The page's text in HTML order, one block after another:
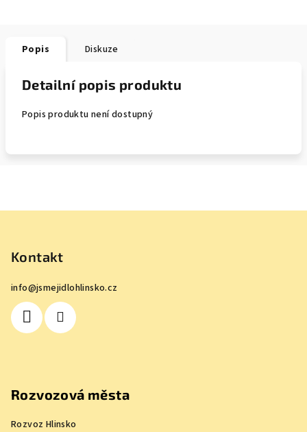
Popis Diskuze
Detailní popis produktu
Popis produktu není dostupný
Kontakt
info@jsmejidlohlinsko.cz
Rozvozová města
Rozvoz Hlinsko